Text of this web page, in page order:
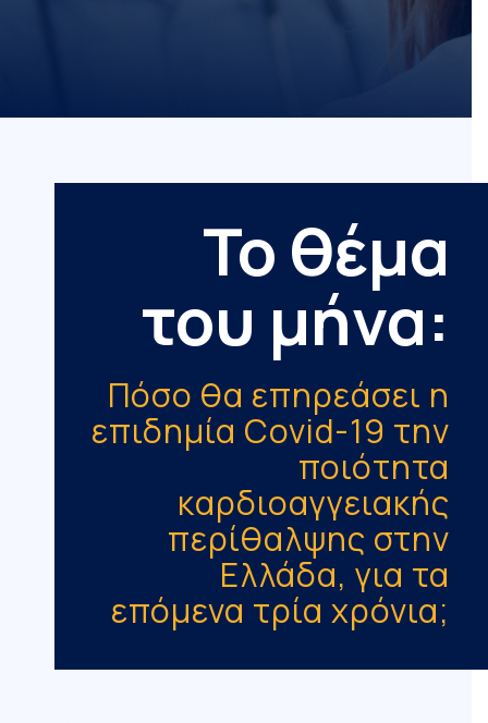
Το θέμα
του μήνα:
Πόσο θα επηρεάσει η
επιδημία Covid-19 την
ποιότητα
καρδιοαγγειακής
περίθαλψης στην
Ελλάδα, για τα
επόμενα τρία χρόνια;